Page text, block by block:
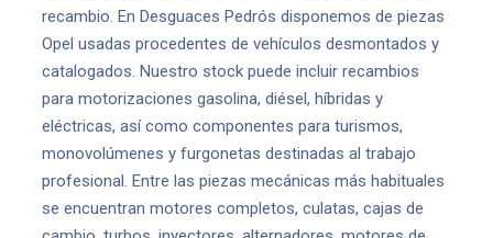
recambio. En Desguaces Pedrós disponemos de piezas
Opel usadas procedentes de vehículos desmontados y
catalogados. Nuestro stock puede incluir recambios
para motorizaciones gasolina, diésel, híbridas y
eléctricas, así como componentes para turismos,
monovolúmenes y furgonetas destinadas al trabajo
profesional. Entre las piezas mecánicas más habituales
se encuentran motores completos, culatas, cajas de